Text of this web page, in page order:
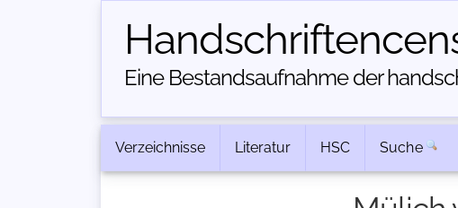
Eine Bestandsaufnahme der
Verzeichnisse Literatur HSC Suche